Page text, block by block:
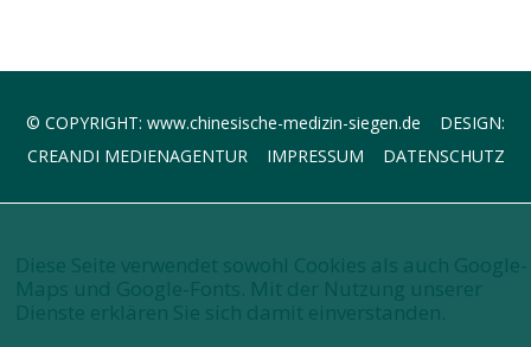
© COPYRIGHT: www.chinesische-medizin-siegen.de
DESIGN:
CREANDI MEDIENAGENTUR
IMPRESSUM DATENSCHUTZ
Diese Seite verwendet sowohl Cookies als auch Google-
Maps und Google-Fonts. Mit der Nutzung unserer
Dienste erklären Sie sich damit einverstanden.